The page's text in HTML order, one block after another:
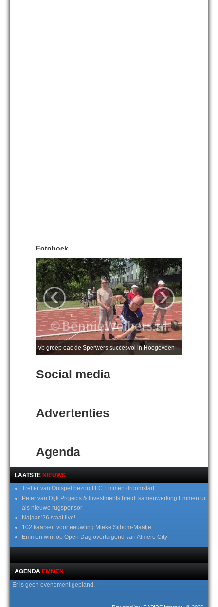
Fotoboek
vb groep eac de Sperwers succesvol in Hoogeveen
‹ ›
Social media
Advertenties
Agenda
LAATSTE NIEUWS
Treffer van Quispel bezorgt FC Emmen droomstart
Peter van Dijk Projects & Investments breidt samenwerking Emmen uit
als nieuwe rugsponsor
Najaar '26 staat live!
102 kaarsen voor eeuwling Mieke Sijbom-Maatje
Emmen wint op Open Dag overtuigend van Almere City
AGENDA EMMEN
Er is geen evenement gepland.